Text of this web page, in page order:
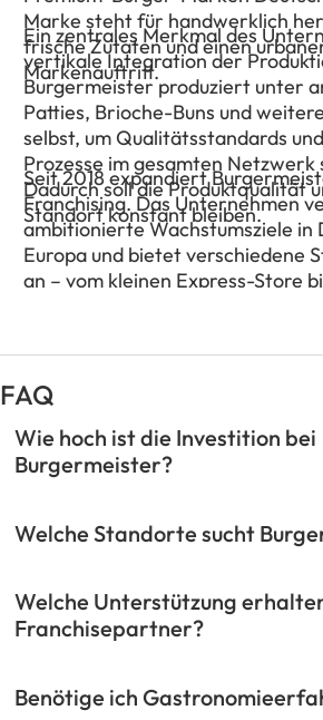
Marke steht für handwerklich
frische Zutaten und einen
Markenauftritt.
Ein zentrales Merkmal des
vertikale Integration der
Burgermeister produziert unter
Patties, Brioche-Buns und
selbst, um Qualitätsstandards
Prozesse im gesamten Netzwerk
Dadurch soll die Produktqualität
Standort konstant bleiben.
Seit 2018 expandiert
Franchising. Das Unternehmen
ambitionierte Wachstumsziele in
Europa und bietet verschiedene
an – vom kleinen Express-Store
vollwertigen Restaurant.
mit hoher Markenbekanntheit
auf urbane Top-Lagen.
FAQ
Wie hoch ist die Investition bei
Burgermeister?
Welche Standorte sucht
Welche Unterstützung
Franchisepartner?
Benötige ich